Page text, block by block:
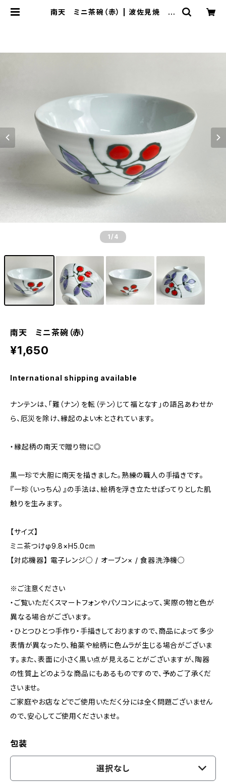
南天 ミニ茶碗（赤） | 波佐見焼 大
1 /4
南天 ミニ茶碗（赤）
¥1,650
International shipping available
ナンテンは、「難（ナン）を転（テン）じて福となす」の語呂あわせか
ら、厄災を除け、縁起のよい木とされています。
・縁起柄の南天で贈り物に◎
黒一珍で大胆に南天を描きました。熟練の職人の手描きです。
『一珍（いっちん）』の手法は、絵柄を浮き立たせぽってりとした肌
触りを生みます。
【サイズ】
ミニ茶つけφ9.8×H5.0cm
【対応機器】 電子レンジ○ / オーブン× / 食器洗浄機○
※ご注意ください
・ご覧いただくスマートフォンやパソコンによって、実際の物と色が
異なる場合がございます。
・ひとつひとつ手作り・手描きしておりますので、商品によって多少
表情が異なったり、釉薬や絵柄に色ムラが生じる場合がございま
す。また、表面に小さく黒い点が見えることがございますが、陶器
の性質上どのような商品にもあるものですので、​予めご了承くだ
さいませ。
ご家庭やお店などでご使用いただく分には全く問題ございません
ので、安心してご使用くださいませ。
包装
選択なし